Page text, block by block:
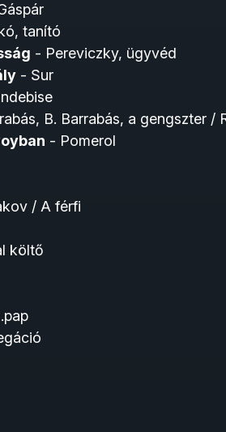
tanító
- Pereviczky, ügyvéd
- Sur
B. Barrabás, a gengszter /
- Pomerol
/ A férfi
költő